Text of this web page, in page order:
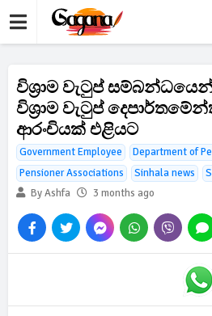
විශ්‍රාම වැටුප්
විශ්‍රාම වැටුප්
ආරංචියක් එළියට
Government Employee
Department of
Pensioner Associations
Sinhala news
By Ashfa
3 months ago